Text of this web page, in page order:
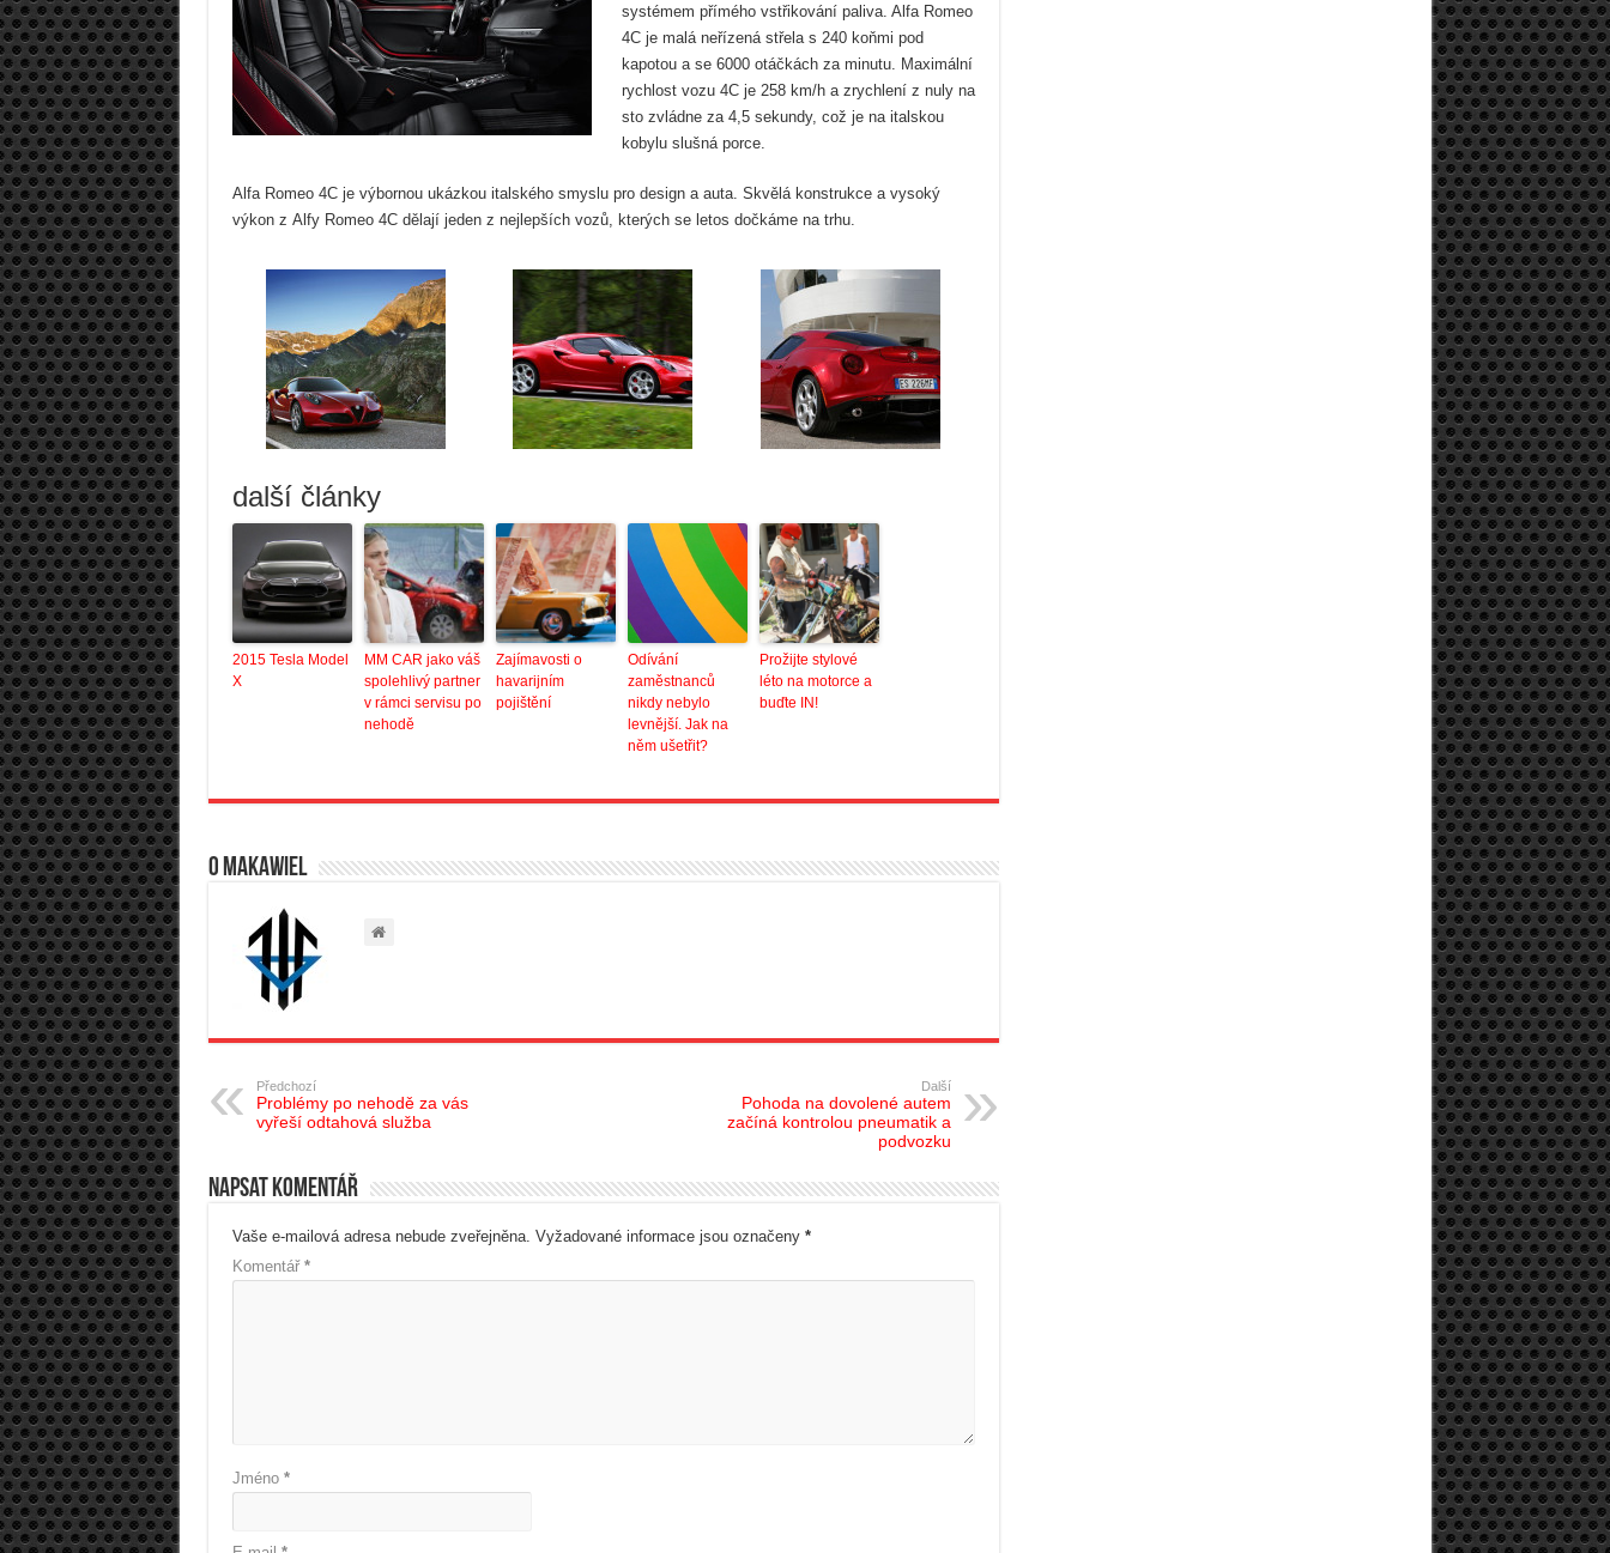
systémem přímého vstřikování paliva. Alfa Romeo
4C je malá neřízená střela s 240 koňmi pod
kapotou a se 6000 otáčkách za minutu. Maximální
rychlost vozu 4C je 258 km/h a zrychlení z nuly na
sto zvládne za 4,5 sekundy, což je na italskou
kobylu slušná porce.
Alfa Romeo 4C je výbornou ukázkou italského smyslu pro design a auta. Skvělá konstrukce a vysoký
výkon z Alfy Romeo 4C dělají jeden z nejlepších vozů, kterých se letos dočkáme na trhu.
další články
2015 Tesla Model
X
MM CAR jako váš
spolehlivý partner
v rámci servisu po
nehodě
Zajímavosti o
havarijním
pojištění
Odívání
zaměstnanců
nikdy nebylo
levnější. Jak na
něm ušetřit?
Prožijte stylové
léto na motorce a
buďte IN!
O Makawiel
Předchozí
Problémy po nehodě za vás
vyřeší odtahová služba
Další
Pohoda na dovolené autem
začíná kontrolou pneumatik a
podvozku
Napsat komentář
Vaše e-mailová adresa nebude zveřejněna. Vyžadované informace jsou označeny *
Komentář *
Jméno *